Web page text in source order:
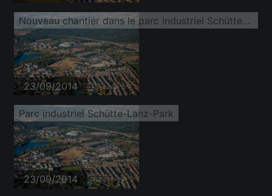
Nouveau chantier dans le parc industriel Schütte-Lanz-Park
23/09/2014
Parc industriel Schütte-Lanz-Park
23/09/2014